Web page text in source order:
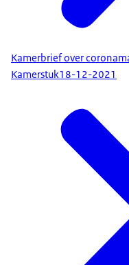
Kamerbrief over
Kamerstuk18-12-2021